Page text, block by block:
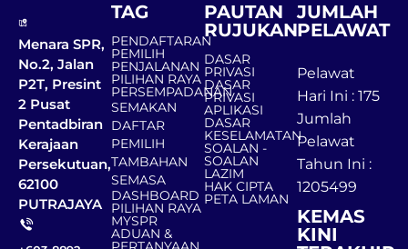
Menara SPR,
No.2, Jalan
P2T, Presint
2 Pusat
Pentadbiran
Kerajaan
Persekutuan,
62100
PUTRAJAYA
TAG
PENDAFTARAN
PEMILIH
PENJALANAN
PILIHAN RAYA
PERSEMPADANAN
SEMAKAN
DAFTAR
PEMILIH
TAMBAHAN
SEMASA
DASHBOARD
PILIHAN RAYA
MYSPR
ADUAN &
PAUTAN
RUJUKAN
DASAR
PRIVASI
DASAR
PRIVASI
APLIKASI
DASAR
KESELAMATAN
SOALAN -
SOALAN
LAZIM
HAK CIPTA
PETA LAMAN
JUMLAH
PELAWAT
Pelawat
Hari Ini : 175
Jumlah
Pelawat
Tahun Ini :
1205499
KEMAS
KINI